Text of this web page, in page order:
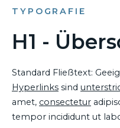
TYPOGRAFIE
H1 -
Standard Fließtext:
Hyperlinks sind
amet, consectetur
tempor incididunt ut